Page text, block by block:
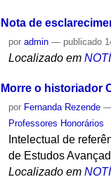
Nota de
poradmin — publicado
Localizado em
Morre o historiador
por Fernanda Rezende
Professores Honorários
Intelectual de
de Estudos
Localizado em